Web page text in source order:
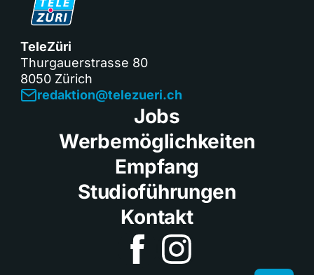
TeleZüri
Thurgauerstrasse 80
8050 Zürich
redaktion@telezueri.ch
Jobs
Werbemöglichkeiten
Empfang
Studioführungen
Kontakt